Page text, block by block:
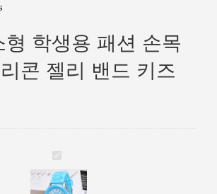
형 학생용 패션 손목
콘 젤리 밴드 키즈
하
늘
색